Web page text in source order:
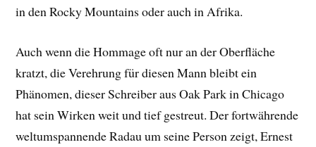
in den Rocky Mountains oder auch in Afrika.
Auch wenn die Hommage oft nur an der Oberfläche
kratzt, die Verehrung für diesen Mann bleibt ein
Phänomen, dieser Schreiber aus Oak Park in Chicago
hat sein Wirken weit und tief gestreut. Der fortwährende
weltumspannende Radau um seine Person zeigt, Ernest